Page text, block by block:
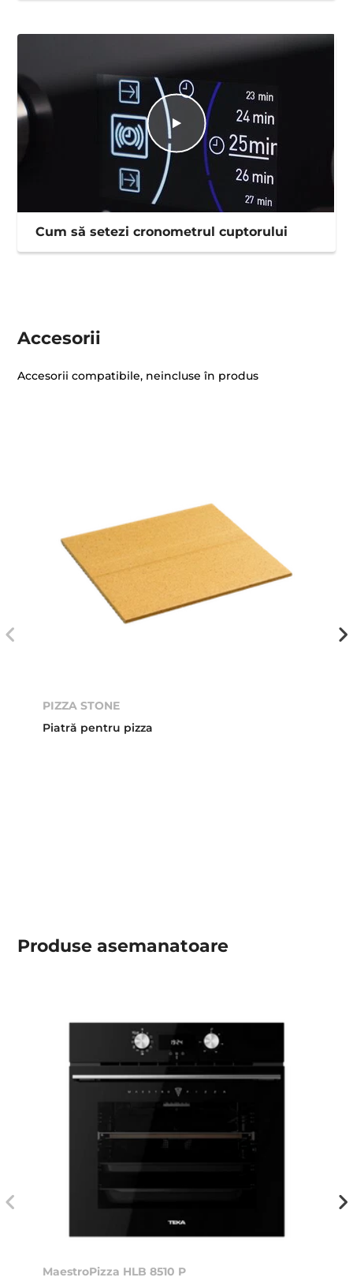
Cum să setezi cronometrul cuptorului
Accesorii
Accesorii compatibile, neincluse în produs
PIZZA STONE
Piatră pentru pizza
Produse asemanatoare
MaestroPizza HLB 8510 P